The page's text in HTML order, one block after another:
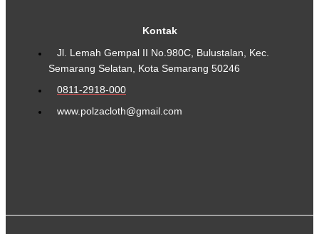
Kontak
Jl. Lemah Gempal II No.980C, Bulustalan, Kec.
Semarang Selatan, Kota Semarang 50246
0811-2918-000
www.polzacloth@gmail.com